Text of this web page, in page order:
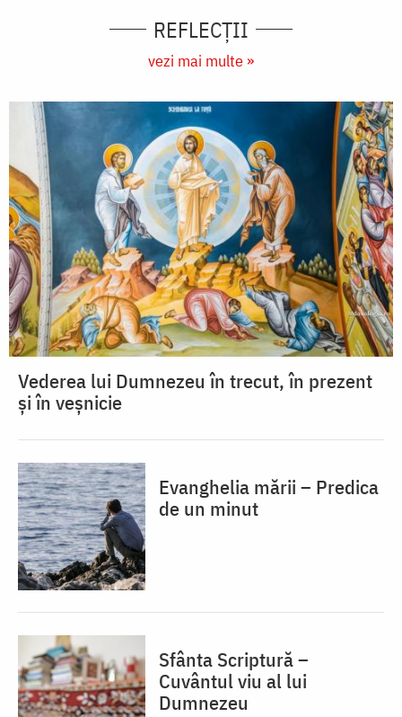
REFLECȚII
vezi mai multe »
Vederea lui Dumnezeu în trecut, în prezent
și în veșnicie
Evanghelia mării – Predica
de un minut
Sfânta Scriptură –
Cuvântul viu al lui
Dumnezeu